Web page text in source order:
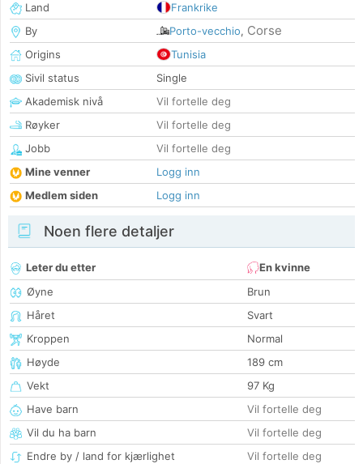
Land
Frankrike
By
Porto-vecchio, Corse
Origins
Tunisia
Sivil status
Single
Akademisk nivå
Vil fortelle deg
Røyker
Vil fortelle deg
Jobb
Vil fortelle deg
Mine venner
Logg inn
Medlem siden
Logg inn
Noen flere detaljer
Leter du etter
En kvinne
Øyne
Brun
Håret
Svart
Kroppen
Normal
Høyde
189 cm
Vekt
97 Kg
Have barn
Vil fortelle deg
Vil du ha barn
Vil fortelle deg
Endre by / land for kjærlighet
Vil fortelle deg